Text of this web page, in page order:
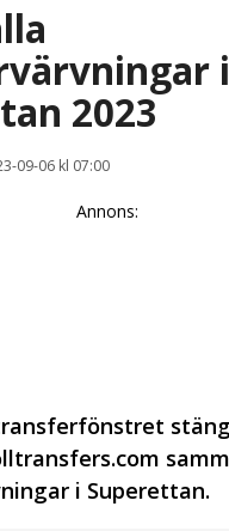
i
2023
09-06 kl 07:00
Annons:
i Superettan.